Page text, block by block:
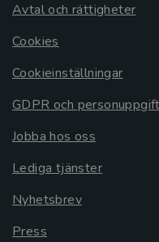
Avtal och rättigheter
Cookies
Cookieinställningar
GDPR och
Jobba hos oss
Lediga tjänster
Nyhetsbrev
Press